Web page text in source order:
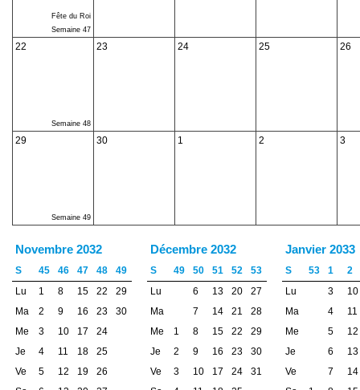
Fête du Roi
Semaine 47
22
Semaine 48
23 24 25 26
29
Semaine 49
30 1 2 3
Novembre 2032
S 45 46 47 48
49
Lu
1 8 15 22
29
Ma
2 9 16 23
30
Me
3 10 17
24
Je
4 11 18
25
Ve
5 12 19
26
Décembre 2032
S 49 50 51 52
53
Lu
6 13 20
27
Ma
7 14 21
28
Me
1 8 15 22
29
Je
2 9 16 23
30
Ve
3 10 17 24
31
Janvier 2033
S 53 1
2
Lu
3
10
Ma
4
11
Me
5
12
Je
6
13
Ve
7
14